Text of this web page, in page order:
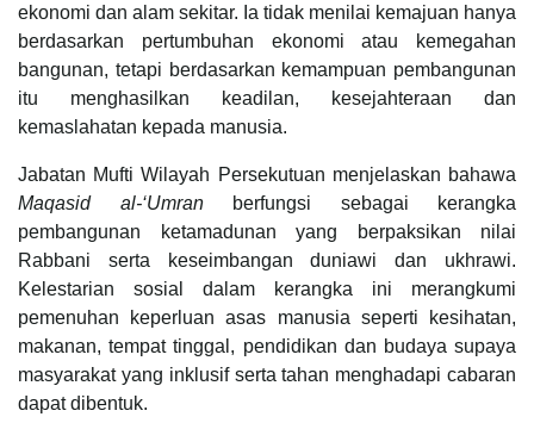
ekonomi dan alam sekitar. Ia tidak menilai kemajuan hanya
berdasarkan pertumbuhan ekonomi atau kemegahan
bangunan, tetapi berdasarkan kemampuan pembangunan
itu menghasilkan keadilan, kesejahteraan dan
kemaslahatan kepada manusia.
Jabatan Mufti Wilayah Persekutuan menjelaskan bahawa
Maqasid al-‘Umranberfungsi sebagai kerangka
pembangunan ketamadunan yang berpaksikan nilai
Rabbani serta keseimbangan duniawi dan ukhrawi.
Kelestarian sosial dalam kerangka ini merangkumi
pemenuhan keperluan asas manusia seperti kesihatan,
makanan, tempat tinggal, pendidikan dan budaya supaya
masyarakat yang inklusif serta tahan menghadapi cabaran
dapat dibentuk.